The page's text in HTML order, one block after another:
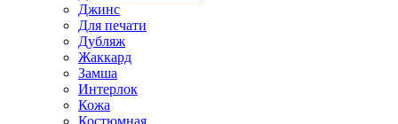
Джинс
Для печати
Дубляж
Жаккард
Замша
Интерлок
Кожа
Костюмная